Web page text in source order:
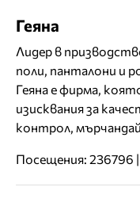
Геяна
Лидер в
поли, панталони и
Геяна е фирма,
изисквания за
контрол,
Посещения: 236796